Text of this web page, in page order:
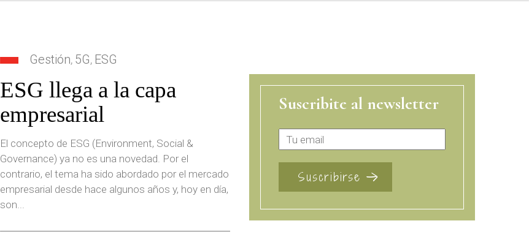
Gestión, 5G, ESG
ESG llega a la capa
empresarial
El concepto de ESG (Environment, Social &
Governance) ya no es una novedad. Por el
contrario, el tema ha sido abordado por el mercado
empresarial desde hace algunos años y, hoy en día,
son...
Suscribite al newsletter